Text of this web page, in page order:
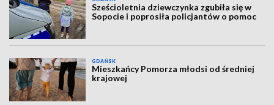
Sześcioletnia dziewczynka zgubiła się w
Sopocie i poprosiła policjantów o pomoc
GDAŃSK
Mieszkańcy Pomorza młodsi od średniej
krajowej